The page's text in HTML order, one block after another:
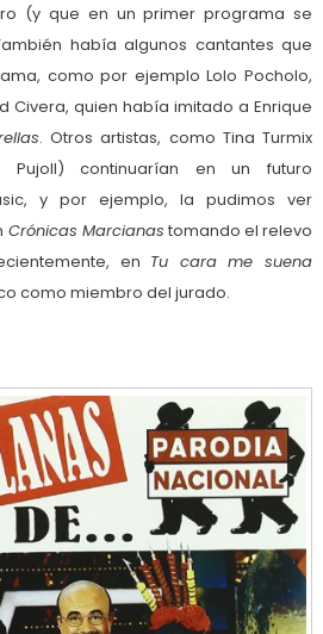
(y que en un primer programa se
había algunos cantantes que
como por ejemplo Lolo Pocholo,
Civera, quien había imitado a Enrique
. Otros artistas, como Tina Turmix
Pujoll) continuarían en un futuro
y por ejemplo, la pudimos ver
Crónicas Marcianas tomando el relevo
en Tu cara me suena
como miembro del jurado.